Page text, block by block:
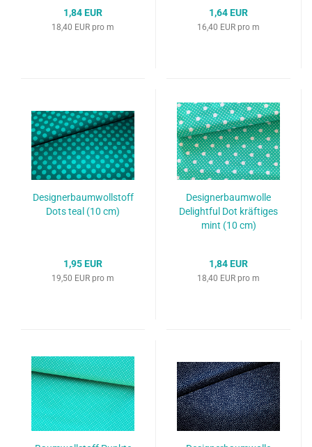
1,84 EUR
18,40 EUR pro m
1,64 EUR
16,40 EUR pro m
Designerbaumwollstoff
Dots teal (10 cm)
1,95 EUR
19,50 EUR pro m
Designerbaumwolle
Delightful Dot kräftiges
mint (10 cm)
1,84 EUR
18,40 EUR pro m